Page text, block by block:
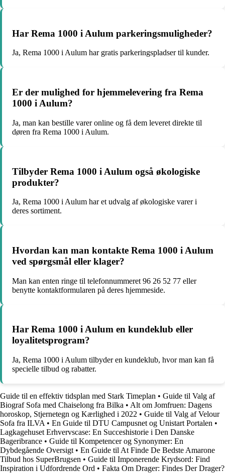
Har Rema 1000 i Aulum parkeringsmuligheder?
Ja, Rema 1000 i Aulum har gratis parkeringspladser til kunder.
Er der mulighed for hjemmelevering fra Rema
1000 i Aulum?
Ja, man kan bestille varer online og få dem leveret direkte til
døren fra Rema 1000 i Aulum.
Tilbyder Rema 1000 i Aulum også økologiske
produkter?
Ja, Rema 1000 i Aulum har et udvalg af økologiske varer i
deres sortiment.
Hvordan kan man kontakte Rema 1000 i Aulum
ved spørgsmål eller klager?
Man kan enten ringe til telefonnummeret 96 26 52 77 eller
benytte kontaktformularen på deres hjemmeside.
Har Rema 1000 i Aulum en kundeklub eller
loyalitetsprogram?
Ja, Rema 1000 i Aulum tilbyder en kundeklub, hvor man kan få
specielle tilbud og rabatter.
Guide til en effektiv tidsplan med Stark Timeplan • Guide til Valg af
Biograf Sofa med Chaiselong fra Bilka • Alt om Jomfruen: Dagens
horoskop, Stjernetegn og Kærlighed i 2022 • Guide til Valg af Velour
Sofa fra ILVA • En Guide til DTU Campusnet og Unistart Portalen •
Lagkagehuset Erhvervscase: En Succeshistorie i Den Danske
Bageribrance • Guide til Kompetencer og Synonymer: En
Dybdegående Oversigt • En Guide til At Finde De Bedste Amarone
Tilbud hos SuperBrugsen • Guide til Imponerende Krydsord: Find
Inspiration i Udfordrende Ord • Fakta Om Drager: Findes Der Drager?